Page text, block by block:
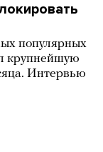
популярных
крупнейшую
Интервью